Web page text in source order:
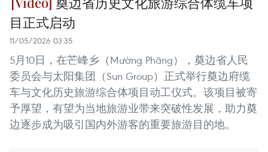
目正式启动
11/05/2026 03:35
5月10日，在芒峰乡（Mường Phăng），奠边省人民
委员会与太阳集团（Sun Group）正式举行奠边府缆
车与文化历史旅游综合体项目动工仪式。该项目被寄
予厚望，有望为当地旅游业带来突破性发展，助力奠
边逐步成为吸引国内外游客的重要旅游目的地。